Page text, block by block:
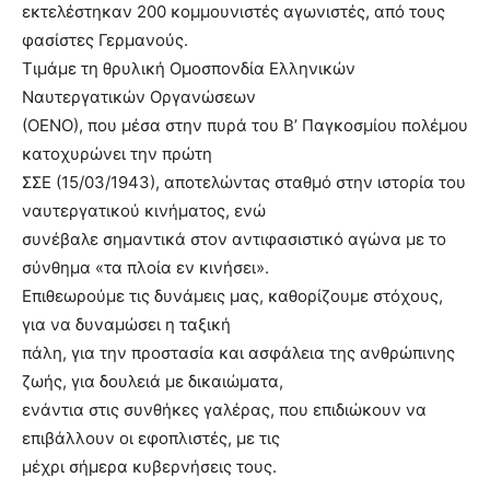
εκτελέστηκαν 200 κομμουνιστές αγωνιστές, από τους
φασίστες Γερμανούς.
Τιμάμε τη θρυλική Ομοσπονδία Ελληνικών
Ναυτεργατικών Οργανώσεων
(ΟΕΝΟ), που μέσα στην πυρά του Β’ Παγκοσμίου πολέμου
κατοχυρώνει την πρώτη
ΣΣΕ (15/03/1943), αποτελώντας σταθμό στην ιστορία του
ναυτεργατικού κινήματος, ενώ
συνέβαλε σημαντικά στον αντιφασιστικό αγώνα με το
σύνθημα «τα πλοία εν κινήσει».
Επιθεωρούμε τις δυνάμεις μας, καθορίζουμε στόχους,
για να δυναμώσει η ταξική
πάλη, για την προστασία και ασφάλεια της ανθρώπινης
ζωής, για δουλειά με δικαιώματα,
ενάντια στις συνθήκες γαλέρας, που επιδιώκουν να
επιβάλλουν οι εφοπλιστές, με τις
μέχρι σήμερα κυβερνήσεις τους.